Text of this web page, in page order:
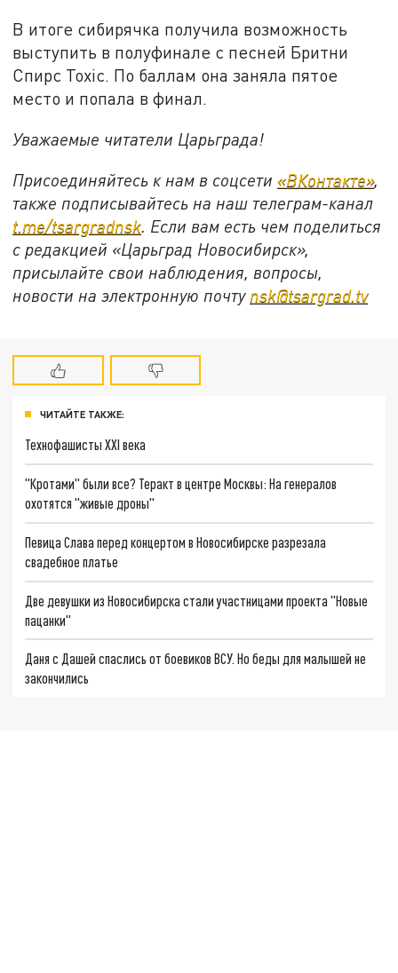
В итоге сибирячка получила возможность
выступить в полуфинале с песней Бритни
Спирс Toxic. По баллам она заняла пятое
место и попала в финал.
Уважаемые читатели Царьграда!
Присоединяйтесь к нам в соцсети «ВКонтакте»,
также подписывайтесь на наш телеграм-канал
t.me/tsargradnsk. Если вам есть чем поделиться
с редакцией «Царьград Новосибирск»,
присылайте свои наблюдения, вопросы,
новости на электронную почту nsk@tsargrad.tv
ЧИТАЙТЕ ТАКЖЕ:
Технофашисты XXI века
"Кротами" были все? Теракт в центре Москвы: На генералов
охотятся "живые дроны"
Певица Слава перед концертом в Новосибирске разрезала
свадебное платье
Две девушки из Новосибирска стали участницами проекта "Новые
пацанки"
Даня с Дашей спаслись от боевиков ВСУ. Но беды для малышей не
закончились